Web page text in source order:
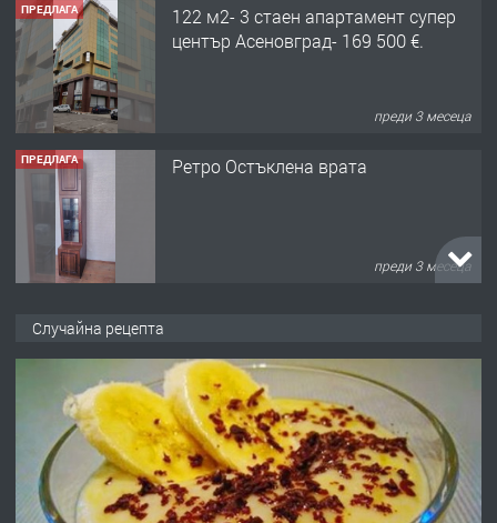
ПРЕДЛАГА
122 м2- 3 стаен апартамент супер
център Асеновград- 169 500 €.
преди 3 месеца
ПРЕДЛАГА Ретро Остъклена врата
преди 3 месеца
преди 10 месеца
ПРЕДЛАГА
Професионална броячна машина -
със сертификат от ЕЦБ
Случайна рецепта